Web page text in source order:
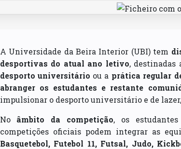
A Universidade da Beira Interior (UBI) tem
desportivas do atual ano letivo, destinadas
desporto universitário ou a prática regular
abranger os estudantes e restante
impulsionar o desporto universitário e de
No âmbito da competição, os
competições oficiais podem integrar as
Basquetebol, Futebol 11, Futsal, Judo,